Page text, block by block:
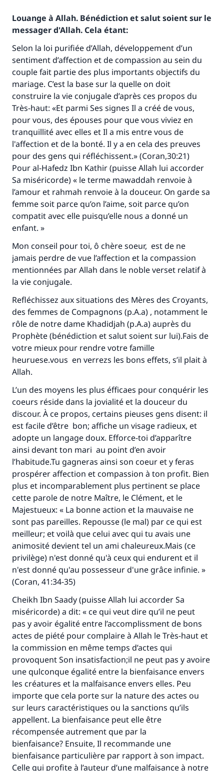
Louange à Allah. Bénédiction et salut soient sur le
messager d'Allah. Cela étant:
Selon la loi purifiée d’Allah, développement d’un
sentiment d’affection et de compassion au sein du
couple fait partie des plus importants objectifs du
mariage. C’est la base sur la quelle on doit
construire la vie conjugale d’après ces propos du
Très-haut: «Et parmi Ses signes Il a créé de vous,
pour vous, des épouses pour que vous viviez en
tranquillité avec elles et Il a mis entre vous de
l'affection et de la bonté. Il y a en cela des preuves
pour des gens qui réfléchissent.» (Coran,30:21)
Pour al-Hafedz Ibn Kathir (puisse Allah lui accorder
Sa miséricorde) « le terme mawaddah renvoie à
l’amour et rahmah renvoie à la douceur. On garde sa
femme soit parce qu’on l’aime, soit parce qu’on
compatit avec elle puisqu’elle nous a donné un
enfant. »
Mon conseil pour toi, ô chère soeur, est de ne
jamais perdre de vue l’affection et la compassion
mentionnées par Allah dans le noble verset relatif à
la vie conjugale.
Refléchissez aux situations des Mères des Croyants,
des femmes de Compagnons (p.A.a) , notamment le
rôle de notre dame Khadidjah (p.A.a) auprès du
Prophète (bénédiction et salut soient sur lui).Fais de
votre mieux pour rendre votre famille
heuruese.vous en verrezs les bons effets, s’il plait à
Allah.
L’un des moyens les plus éfficaes pour conquérir les
coeurs réside dans la jovialité et la douceur du
discour. À ce propos, certains pieuses gens disent: il
est facile d’être bon; affiche un visage radieux, et
adopte un langage doux. Efforce-toi d’apparître
ainsi devant ton mari au point d’en avoir
l’habitude.Tu gagneras ainsi son coeur et y feras
prospérer affection et compassion à ton profit. Bien
plus et incomparablement plus pertinent se place
cette parole de notre Maître, le Clément, et le
Majestueux: « La bonne action et la mauvaise ne
sont pas pareilles. Repousse (le mal) par ce qui est
meilleur; et voilà que celui avec qui tu avais une
animosité devient tel un ami chaleureux.Mais (ce
privilège) n'est donné qu'à ceux qui endurent et il
n'est donné qu'au possesseur d'une grâce infinie. »
(Coran, 41:34-35)
Cheikh Ibn Saady (puisse Allah lui accorder Sa
miséricorde) a dit: « ce qui veut dire qu’il ne peut
pas y avoir égalité entre l’accomplissment de bons
actes de piété pour complaire à Allah le Très-haut et
la commission en même temps d’actes qui
provoquent Son insatisfaction;il ne peut pas y avoire
une qulconque égalité entre la bienfaisance envers
les créatures et la malfaisance envers elles. Peu
importe que cela porte sur la nature des actes ou
sur leurs caractéristiques ou la sanctions qu’ils
appellent. La bienfaisance peut elle être
récompensée autrement que par la
bienfaisance? Ensuite, Il recommande une
bienfaisance particulière par rapport à son impact.
Celle qui profite à l’auteur d’une malfaisance à notre